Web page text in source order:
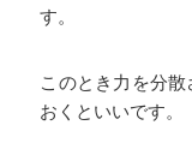
す。
このとき力を分
おくといいです。